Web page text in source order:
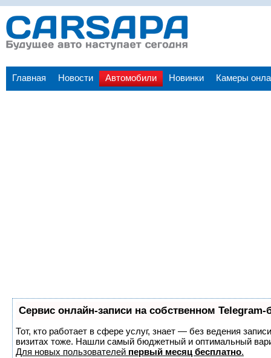
Главная Новости Автомобили Новинки Камеры
Сервис онлайн-записи на собственном Telegram-
Тот, кто работает в сфере услуг, знает — без ведения
визитах тоже. Нашли самый бюджетный и оптимальный
Для новых пользователей первый месяц бесплатно.